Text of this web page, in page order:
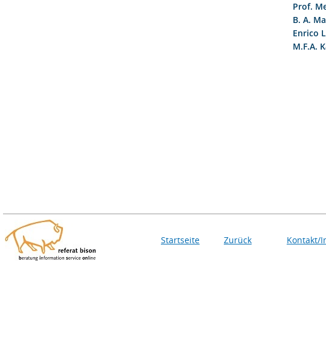
Prof.
B. A.
Enrico
M.F.A.
Startseite Zurück Kontakt/